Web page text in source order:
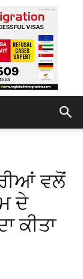
ਵਲੋਂ
ਦੇ
ਕੀਤਾ